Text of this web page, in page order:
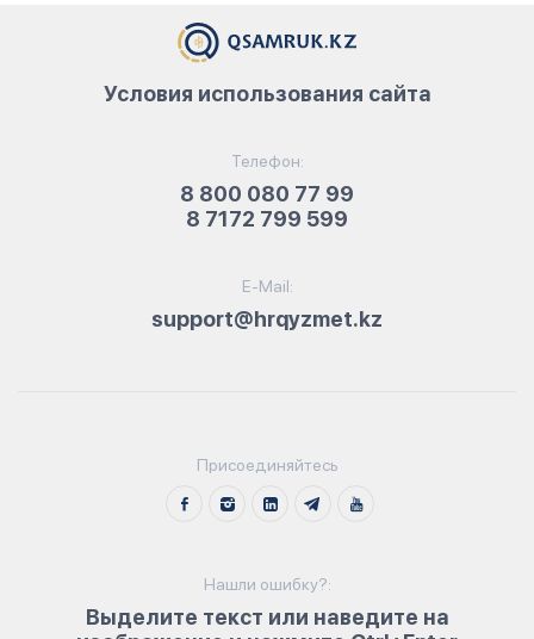
Телефон:
8 800 080 77 99
8 7172 799 599
E-Mail:
support@hrqyzmet.kz
Условия использования сайта
Присоединяйтесь
Нашли ошибку?:
Выделите текст или наведите на